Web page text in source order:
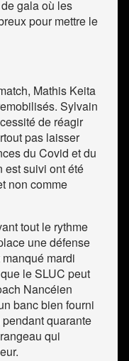
gala où les
pour mettre le
Mathis Keita
Sylvain
de réagir
pas laisser
du Covid et du
est suivi ont été
non comme
tout le rythme
une défense
mardi
le SLUC peut
Nancéien
banc bien fourni
quarante
qui